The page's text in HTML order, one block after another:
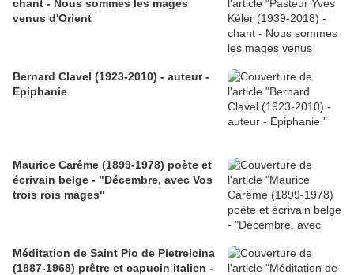
chant - Nous sommes les mages
venus d'Orient
Bernard Clavel (1923-2010) - auteur -
Epiphanie
Maurice Carême (1899-1978) poète et
écrivain belge - "Décembre, avec Vos
trois rois mages"
Méditation de Saint Pio de Pietrelcina
(1887-1968) prêtre et capucin italien -